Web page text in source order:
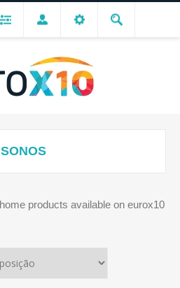
SONOS
products available on eurox10